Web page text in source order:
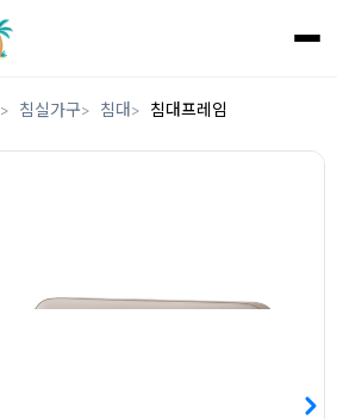
침실가구 침대 침대프레임